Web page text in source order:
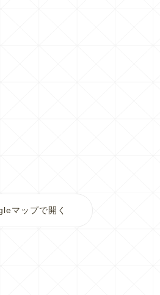
マップで開く